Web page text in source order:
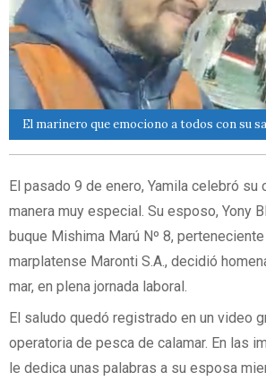
El marinero que emociono a todos con su
El pasado 9 de enero, Yamila celebró su
manera muy especial. Su esposo, Yony
buque Mishima Marú Nº 8,
marplatense Maronti S.A., decidió
mar, en plena jornada laboral.
El saludo quedó registrado en un video
operatoria de pesca de calamar. En las
le dedica unas palabras a su esposa